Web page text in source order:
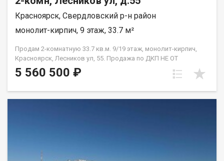
Красноярск, Свердловский р-н район
монолит-кирпич, 9 этаж, 33.7 м²
Продам 2-комнатную 33.7 кв.м. 9/19 этаж, монолит-кирпич,
Красноярск, Лесников ул, 55. Продажа по ДКП НЕ ОТ
ЗАСТРОЙЩИКА
5 560 500 ₽